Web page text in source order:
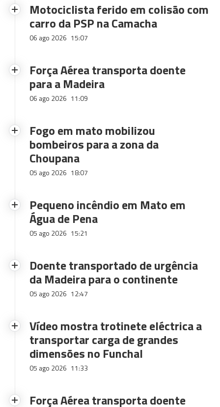
Motociclista ferido em colisão com
carro da PSP na Camacha
06 ago 2026 15:07
Força Aérea transporta doente
para a Madeira
06 ago 2026 11:09
Fogo em mato mobilizou
bombeiros para a zona da
Choupana
05 ago 2026 18:07
Pequeno incêndio em Mato em
Água de Pena
05 ago 2026 15:21
Doente transportado de urgência
da Madeira para o continente
05 ago 2026 12:47
Vídeo mostra trotinete eléctrica a
transportar carga de grandes
dimensões no Funchal
05 ago 2026 11:33
Força Aérea transporta doente